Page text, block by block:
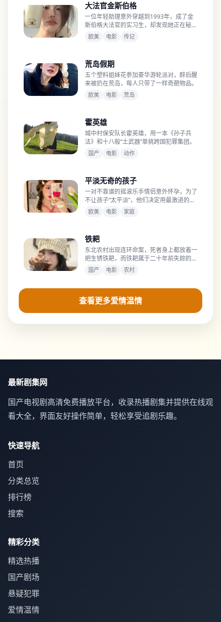
大法官金斯伯格
一位年轻助理意外穿越到1993年，成了金
斯伯格大法官的实习生，却发现她正在秘密
调查一桩百年悬案。
欧美 电影 传记
荒岛假期
五个塑料姐妹花参加豪华游轮派对，醉后醒
来被扔在荒岛，每人只带了一样奇葩物品。
欧美 电影 荒岛
霍英雄
城中村保安队长霍英雄，用一本《孙子兵
法》和十八般“土武器”单挑跨国犯罪集团。
国产 电影 动作
平淡无奇的孩子
一对不靠谱的摇滚乐手情侣意外怀孕，为了
不让孩子“太平淡”，他们决定用最激进的方
式养娃。
欧美 电影 家庭
铁耙
东北农村出现连环命案，死者身上都放着一
把生锈铁耙，而铁耙属于二十年前失踪的村
霸。
国产 电影 农村
查看更多爱情温情
最新剧集网
国产电视剧高清免费播放平台，收录热播剧集并提供在线观
看大全，界面友好操作简单，轻松享受追剧乐趣。
快速导航
首页
分类总览
排行榜
搜索
精彩分类
精选热播
国产剧场
悬疑犯罪
爱情温情